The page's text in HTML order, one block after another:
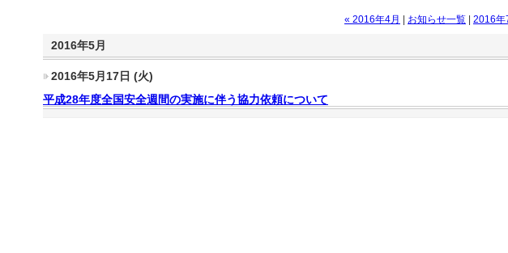
« 2016年4月 お知らせ一覧 2016年
2016年5月
2016年5月17日 (火)
平成28年度全国安全週間の実施に伴う協力依頼について